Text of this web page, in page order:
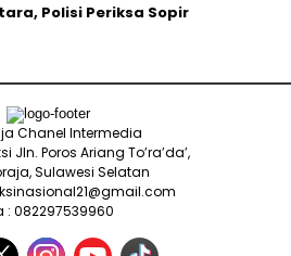
Polisi Periksa Sopir
Chanel Intermedia
Jln. Poros Ariang To’ra’da’,
Sulawesi Selatan
: 082297539960